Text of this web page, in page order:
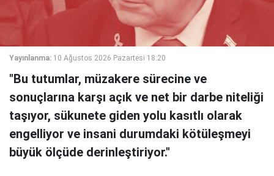
Yayınlanma: 10 Ağustos 2026 Pazartesi 18:20
"Bu tutumlar, müzakere sürecine ve
sonuçlarına karşı açık ve net bir darbe niteliği
taşıyor, sükunete giden yolu kasıtlı olarak
engelliyor ve insani durumdaki kötüleşmeyi
büyük ölçüde derinleştiriyor."